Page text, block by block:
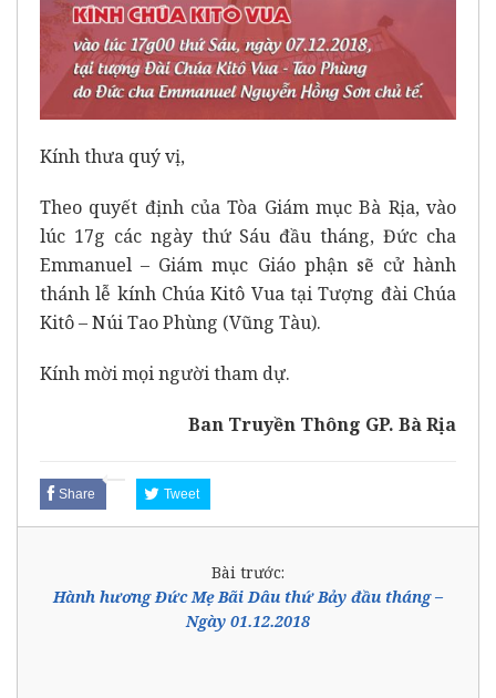
Kính thưa quý vị,
Theo quyết định của Tòa Giám mục Bà Rịa, vào
lúc 17g các ngày thứ Sáu đầu tháng, Đức cha
Emmanuel – Giám mục Giáo phận sẽ cử hành
thánh lễ kính Chúa Kitô Vua tại Tượng đài Chúa
Kitô – Núi Tao Phùng (Vũng Tàu).
Kính mời mọi người tham dự.
Ban Truyền Thông GP. Bà Rịa
Share Tweet
Bài trước:
Hành hương Đức Mẹ Bãi Dâu thứ Bảy đầu tháng –
Ngày 01.12.2018